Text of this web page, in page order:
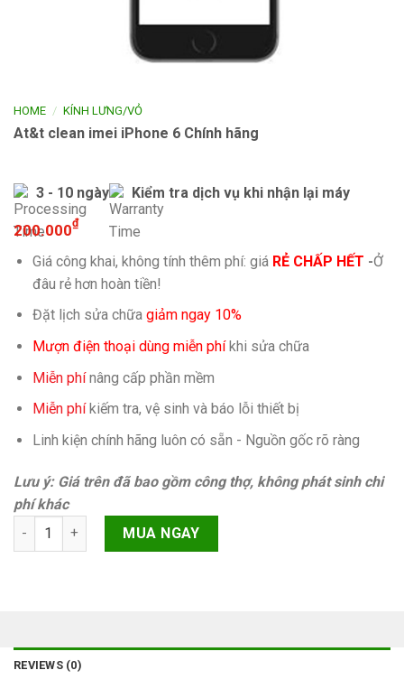
HOME / KÍNH LƯNG/VỎ
At&t clean imei iPhone 6 Chính hãng
3 - 10 ngày Kiểm tra dịch vụ khi nhận lại máy
200.000₫
Giá công khai, không tính thêm phí: giá RẺ CHẤP HẾT -Ở
đâu rẻ hơn hoàn tiền!
Đặt lịch sửa chữa giảm ngay 10%
Mượn điện thoại dùng miễn phíkhi sửa chữa
Miễn phínâng cấp phần mềm
Miễn phíkiếm tra, vệ sinh và báo lỗi thiết bị
Linh kiện chính hãng luôn có sẵn - Nguồn gốc rõ ràng
Lưu ý: Giá trên đã bao gồm công thợ, không phát sinh chi
phí khác
At&t clean imei iPhone 6 Chính hãng quantity
MUA NGAY
REVIEWS (0)